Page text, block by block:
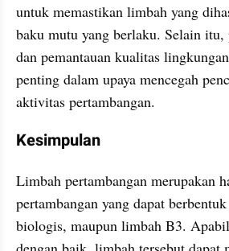
untuk memastikan limbah yang
baku mutu yang berlaku. Selain itu,
dan pemantauan kualitas
penting dalam upaya mencegah
aktivitas pertambangan.
Kesimpulan
Limbah pertambangan merupakan
pertambangan yang dapat
biologis, maupun limbah B3.